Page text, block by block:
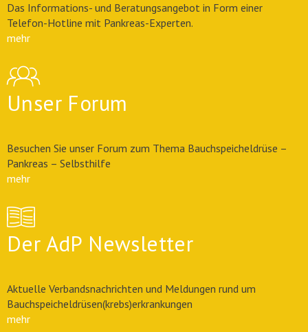
Das Informations- und Beratungsangebot in Form einer
Telefon-Hotline mit Pankreas-Experten.
mehr
Unser Forum
Besuchen Sie unser Forum zum Thema Bauchspeicheldrüse –
Pankreas – Selbsthilfe
mehr
Der AdP Newsletter
Aktuelle Verbandsnachrichten und Meldungen rund um
Bauchspeicheldrüsen(krebs)erkrankungen
mehr